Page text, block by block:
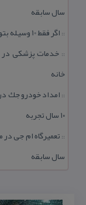
سال سابقه
:: اگر فقط 10 وسیله بتوانید بخرید، اولویت با كدام تجهیزات است؟
:: خدمات پزشكی در
خانه
::
۱۰ سال تجربه
::
سال سابقه